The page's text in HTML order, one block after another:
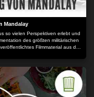
Mandalay
so vielen Perspektiven erlebt und
des größten militärischen
Filmmaterial aus den
der Kriegsmaschinerie, den